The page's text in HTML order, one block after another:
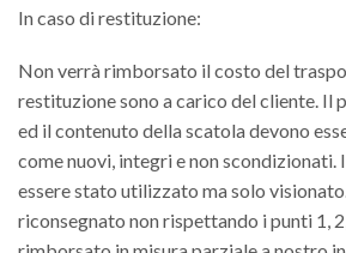
In caso di restituzione:
Non verrà rimborsato il costo del
restituzione sono a carico del cliente. Il
ed il contenuto della scatola devono
come nuovi, integri e non
essere stato utilizzato ma solo
riconsegnato non rispettando i punti 1,